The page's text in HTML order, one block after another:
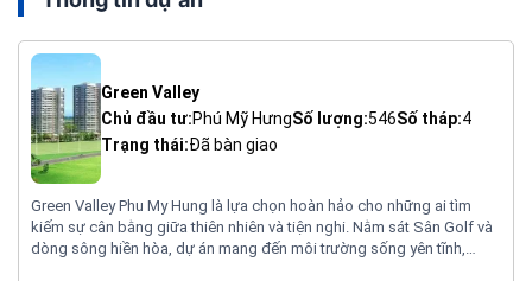
Green Valley
Chủ đầu tư:Phú Mỹ HưngSố lượng:546Số tháp:4
Trạng thái:Đã bàn giao
Green Valley Phu My Hung là lựa chọn hoàn hảo cho những ai tìm
kiếm sự cân bằng giữa thiên nhiên và tiện nghi. Nằm sát Sân Golf và
dòng sông hiền hòa, dự án mang đến môi trường sống yên tĩnh,